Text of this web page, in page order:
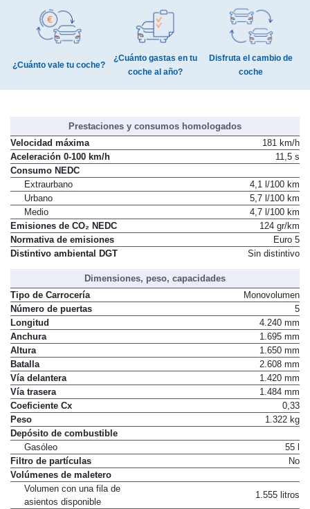
¿Cuánto vale tu coche?
¿Cuánto gastas en tu
coche al año?
Disfruta el cambio de
coche
Prestaciones y consumos homologados
Velocidad máxima
181 km/h
Aceleración 0-100 km/h
11,5 s
Consumo NEDC
Extraurbano
4,1 l/100 km
Urbano
5,7 l/100 km
Medio
4,7 l/100 km
Emisiones de CO₂ NEDC
124 gr/km
Normativa de emisiones
Euro 5
Distintivo ambiental DGT
Sin distintivo
Dimensiones, peso, capacidades
Tipo de Carrocería
Monovolumen
Número de puertas
5
Longitud
4.240 mm
Anchura
1.695 mm
Altura
1.650 mm
Batalla
2.608 mm
Vía delantera
1.420 mm
Vía trasera
1.484 mm
Coeficiente Cx
0,33
Peso
1.322 kg
Depósito de combustible
Gasóleo
55 l
Filtro de partículas
No
Volúmenes de maletero
Volumen con una fila de
asientos disponible
1.555 litros